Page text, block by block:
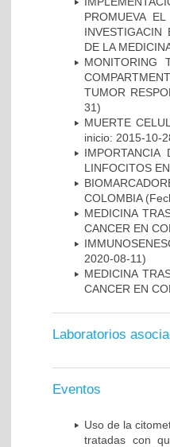
PROMUEVA
INVESTIGACIN
DE LA
MONITORING
TUMOR
31)
MUERTE
inicio: 2015-10-
LINFOCITOS
COLOMBIA
MEDICINA
CANCER EN
2020-08-11)
MEDICINA
CANCER EN
Laboratorios
Eventos
Uso de la
tratadas con